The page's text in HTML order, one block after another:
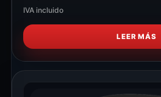
IVA incluido
LEER MÁS